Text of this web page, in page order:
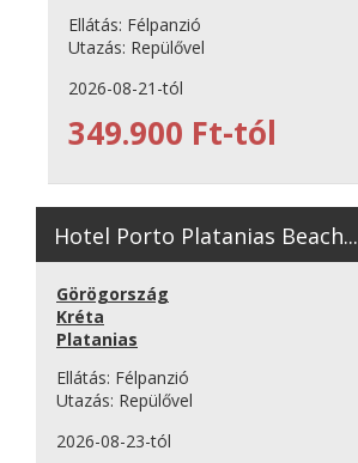
Ellátás: Félpanzió
Utazás: Repülővel
2026-08-21-tól
349.900 Ft-tól
Hotel Porto Platanias Beach...
Görögország
Kréta
Platanias
Ellátás: Félpanzió
Utazás: Repülővel
2026-08-23-tól